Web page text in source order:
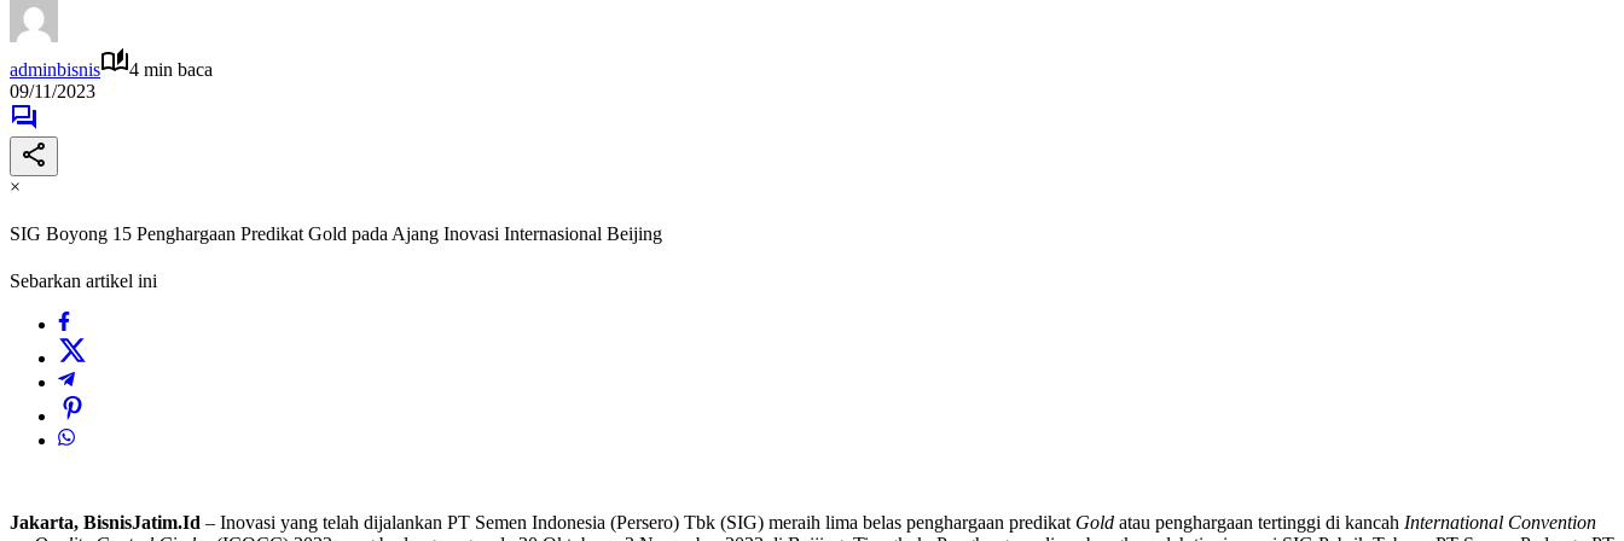
adminbisnis
4 min baca
09/11/2023
×
SIG Boyong 15 Penghargaan Predikat Gold pada Ajang Inovasi Internasional Beijing
Sebarkan artikel ini
Jakarta, BisnisJatim.Id – Inovasi yang telah dijalankan PT Semen Indonesia (Persero) Tbk (SIG) meraih lima belas penghargaan predikat Gold atau penghargaan tertinggi di kancah International Convention